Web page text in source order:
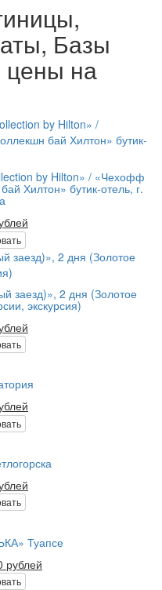
Базы
цены на
by Hilton» / «Чехофф
Хилтон» бутик-отель, г.
заезд)», 2 дня (Золотое
экскурсия)
Туапсе
рублей